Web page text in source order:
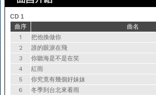
CD 1
曲序
曲名
1
把他換做你
2
誰的眼淚在飛
3
你聽海是不是在笑
4
紅雨
5
你究竟有幾個好妹妹
6
冬季到台北來看雨